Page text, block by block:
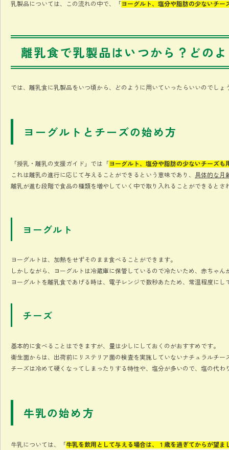
乳製品については、この流れの中で、「ヨーグルト、塩分や脂肪の少ないチー
離乳食で乳製品はいつから？どの
では、離乳食に乳製品をいつ頃から、どのように用いていったらいいのでしょ
ヨーグルトとチーズの始め方
「授乳・離乳の支援ガイド」では「ヨーグルト、塩分や脂肪の少ないチーズも
これは離乳の進行に応じて与えることができるという意味であり、 具体的な月
離乳が進む段階で食品の種類を増やしていく中で取り入れることができるとさ
ヨーグルト
ヨーグルトは、加熱をせずそのまま食べることができます。
しかしながら、ヨーグルトは冷蔵庫に保管しているので冷たいため、赤ちゃ
ヨーグルトを離乳食であげる時は、電子レンジで数秒あたため、常温程度に
チーズ
基本的に食べることはできますが、量は少しにしておくのがおすすめです。
衛生面からは、出荷前にリステリア菌の検査を実施していないナチュラルチ
チーズは冷めて硬くなってしまったりする特性や、塩分が多いので、塩の代
牛乳の始め方
牛乳については、「牛乳を飲用として与える場合は、１歳を過ぎてからが望ま